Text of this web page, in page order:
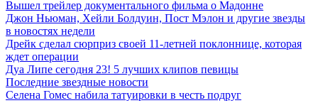
Вышел трейлер документального фильма о Мадонне
Джон Ньюман, Хейли Болдуин, Пост Мэлон и другие звезды
в новостях недели
Дрейк сделал сюрприз своей 11-летней поклоннице, которая
ждет операции
Дуа Липе сегодня 23! 5 лучших клипов певицы
Последние звездные новости
Селена Гомес набила татуировки в честь подруг